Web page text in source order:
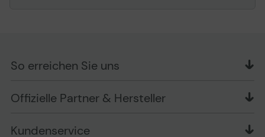
Offizielle Partner & Hersteller
Kundenservice
So erreichen Sie uns
Schlesierring 35
Telefon: +49 (0) 2542 / 9558250